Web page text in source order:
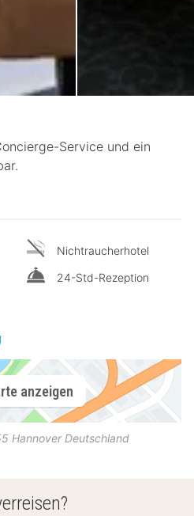
Service und ein
Nichtraucherhotel
24-Std-Rezeption
anzeigen
Hannover Deutschland